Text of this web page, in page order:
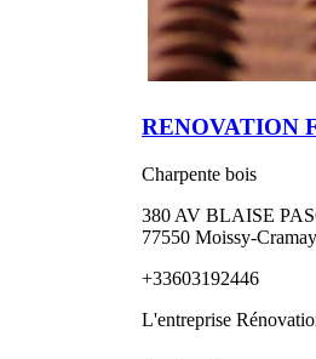
RENOVATION
Charpente bois
380 AV BLAISE
77550 Moissy-
+33603192446
L'entreprise